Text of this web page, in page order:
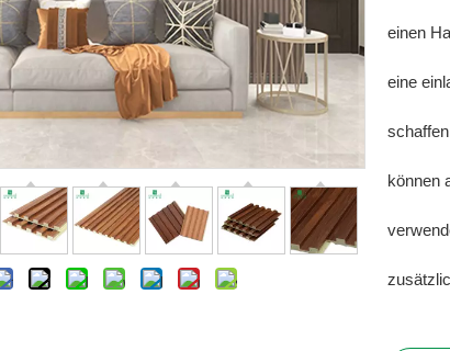
einen
eine
können